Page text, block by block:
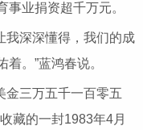
业捐资超千万元。
我深深懂得，我们的成
。”蓝鸿春说。
金三万五千一百零五
藏的一封1983年4月